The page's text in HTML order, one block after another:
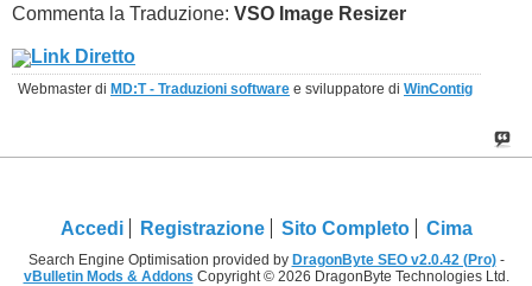
Commenta la Traduzione: VSO Image Resizer
Link Diretto
Webmaster di MD:T - Traduzioni software e sviluppatore di WinContig
Accedi Registrazione Sito Completo Cima
Search Engine Optimisation provided by DragonByte SEO v2.0.42 (Pro)-
vBulletin Mods & Addons Copyright © 2026 DragonByte Technologies Ltd.